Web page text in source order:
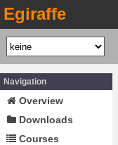
Egiraffe
Navigation
Overview
Downloads
Courses